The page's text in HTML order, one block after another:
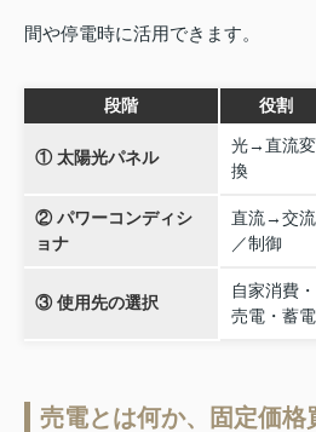
間や停電時に活用できます。
段階 役割
① 太陽光パネル
光→直流変
換
② パワーコンディシ
ョナ
直流→交流
／制御
③ 使用先の選択
自家消費・
売電・蓄電
売電とは何か、固定価格